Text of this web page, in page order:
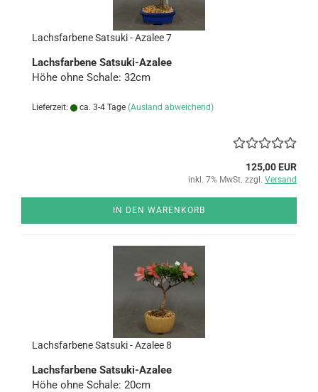
Lachs­far­be­ne Sa­ts­uki - Aza­lee 7
Lachs­far­be­ne Satsuki-​Azalee
Höhe ohne Scha­le: 32cm
Lieferzeit: ca. 3-4 Tage (Ausland abweichend)
125,00 EUR
inkl. 7% MwSt. zzgl. Versand
IN DEN WARENKORB
Lachs­far­be­ne Sa­ts­uki - Aza­lee 8
Lachs­far­be­ne Satsuki-​Azalee
Höhe ohne Scha­le: 20cm